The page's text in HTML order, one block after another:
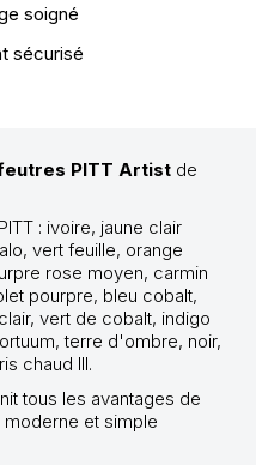
soigné
sécurisé
PITT Artist de
: ivoire, jaune clair
vert feuille, orange
rose moyen, carmin
pourpre, bleu cobalt,
vert de cobalt, indigo
terre d'ombre, noir,
chaud III.
tous les avantages de
et simple